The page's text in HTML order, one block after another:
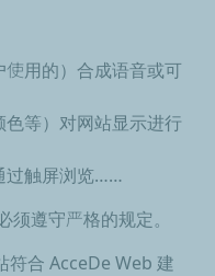
用的）合成语音或可
等）对网站显示进行
过触屏浏览……
遵守严格的规定。
符合 AcceDe Web 建